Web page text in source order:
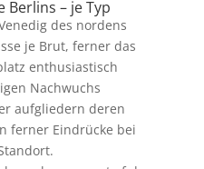
Berlins – je Typ
des nordens
je Brut, ferner das
enthusiastisch
Nachwuchs
aufgliedern deren
ferner Eindrücke bei